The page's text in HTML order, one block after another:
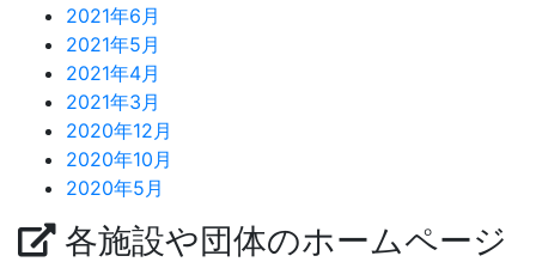
2021年6月
2021年5月
2021年4月
2021年3月
2020年12月
2020年10月
2020年5月
各施設や団体のホームページ